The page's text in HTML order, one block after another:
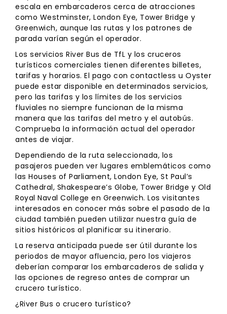
escala en embarcaderos cerca de atracciones
como Westminster, London Eye, Tower Bridge y
Greenwich, aunque las rutas y los patrones de
parada varían según el operador.
Los servicios River Bus de TfL y los cruceros
turísticos comerciales tienen diferentes billetes,
tarifas y horarios. El pago con contactless u Oyster
puede estar disponible en determinados servicios,
pero las tarifas y los límites de los servicios
fluviales no siempre funcionan de la misma
manera que las tarifas del metro y el autobús.
Comprueba la información actual del operador
antes de viajar.
Dependiendo de la ruta seleccionada, los
pasajeros pueden ver lugares emblemáticos como
las Houses of Parliament, London Eye, St Paul’s
Cathedral, Shakespeare’s Globe, Tower Bridge y Old
Royal Naval College en Greenwich. Los visitantes
interesados en conocer más sobre el pasado de la
ciudad también pueden utilizar nuestra guía de
sitios históricos al planificar su itinerario.
La reserva anticipada puede ser útil durante los
periodos de mayor afluencia, pero los viajeros
deberían comparar los embarcaderos de salida y
las opciones de regreso antes de comprar un
crucero turístico.
¿River Bus o crucero turístico?